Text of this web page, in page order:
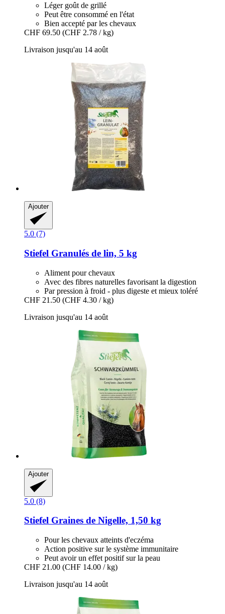
Léger goût de grillé
Peut être consommé en l'état
Bien accepté par les chevaux
CHF 69.50 (CHF 2.78 / kg)
Livraison jusqu'au 14 août
Ajouter
5.0 (7)
Stiefel Granulés de lin, 5 kg
Aliment pour chevaux
Avec des fibres naturelles favorisant la digestion
Par pression à froid - plus digeste et mieux toléré
CHF 21.50 (CHF 4.30 / kg)
Livraison jusqu'au 14 août
Ajouter
5.0 (8)
Stiefel Graines de Nigelle, 1,50 kg
Pour les chevaux atteints d'eczéma
Action positive sur le système immunitaire
Peut avoir un effet positif sur la peau
CHF 21.00 (CHF 14.00 / kg)
Livraison jusqu'au 14 août